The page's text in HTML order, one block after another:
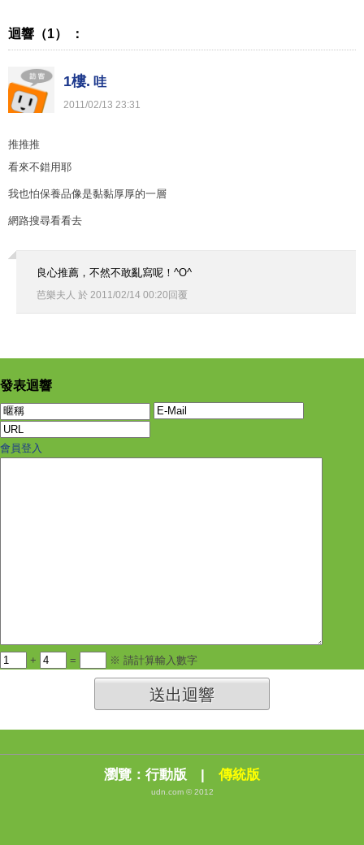
迴響（1） ：
1樓. 哇
2011/02/13 23:31
推推推
看來不錯用耶
我也怕保養品像是黏黏厚厚的一層
網路搜尋看看去
良心推薦，不然不敢亂寫呢！ ^O^
芭樂夫人 於 2011/02/14 00:20 回覆
發表迴響
會員登入
+ = ※ 請計算輸入數字
送出迴響
瀏覽： 行動版 | 傳統版
udn.com © 2012